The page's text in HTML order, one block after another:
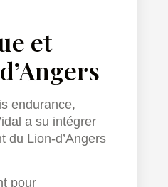
et
endurance,
a su intégrer
du Lion-d’Angers
pour